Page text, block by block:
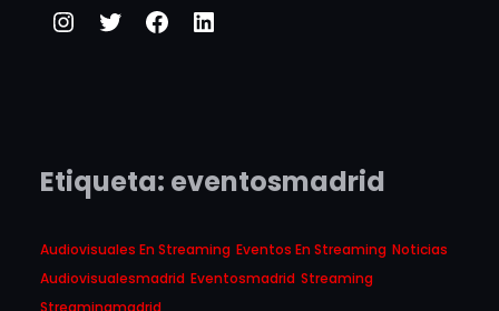
Instagram
TwitterFacebook
LinkedIn
Etiqueta: eventosmadrid
Audiovisuales En Streaming Eventos En Streaming Noticias
Audiovisualesmadrid Eventosmadrid Streaming
Streamingmadrid